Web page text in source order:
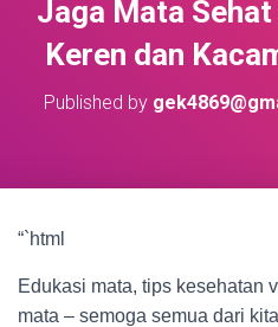
Jaga Mata
Keren dan
Published by
“`html
Edukasi mata, tips kesehatan
mata – semoga semua dari